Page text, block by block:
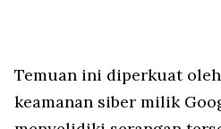
Temuan ini diperkuat
keamanan siber milik